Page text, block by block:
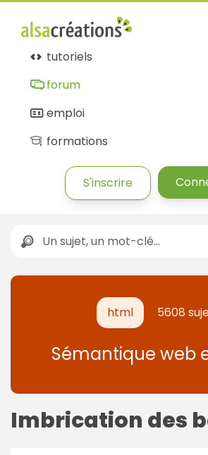
tutoriels
forum
emploi
formations
S'inscrire
html 5608
Sémantique web
Imbrication des